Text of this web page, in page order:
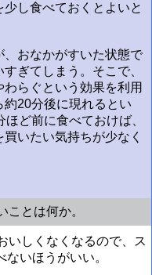
し食べておくとよいと
おなかがすいた状態で
ぎてしまう。そこで、
らぐという効果を利用
20分後に現れるとい
ど前に食べておけば、
いたい気持ちが少なく
ことは何か。
いしくなくなるので、ス
いほうがいい。